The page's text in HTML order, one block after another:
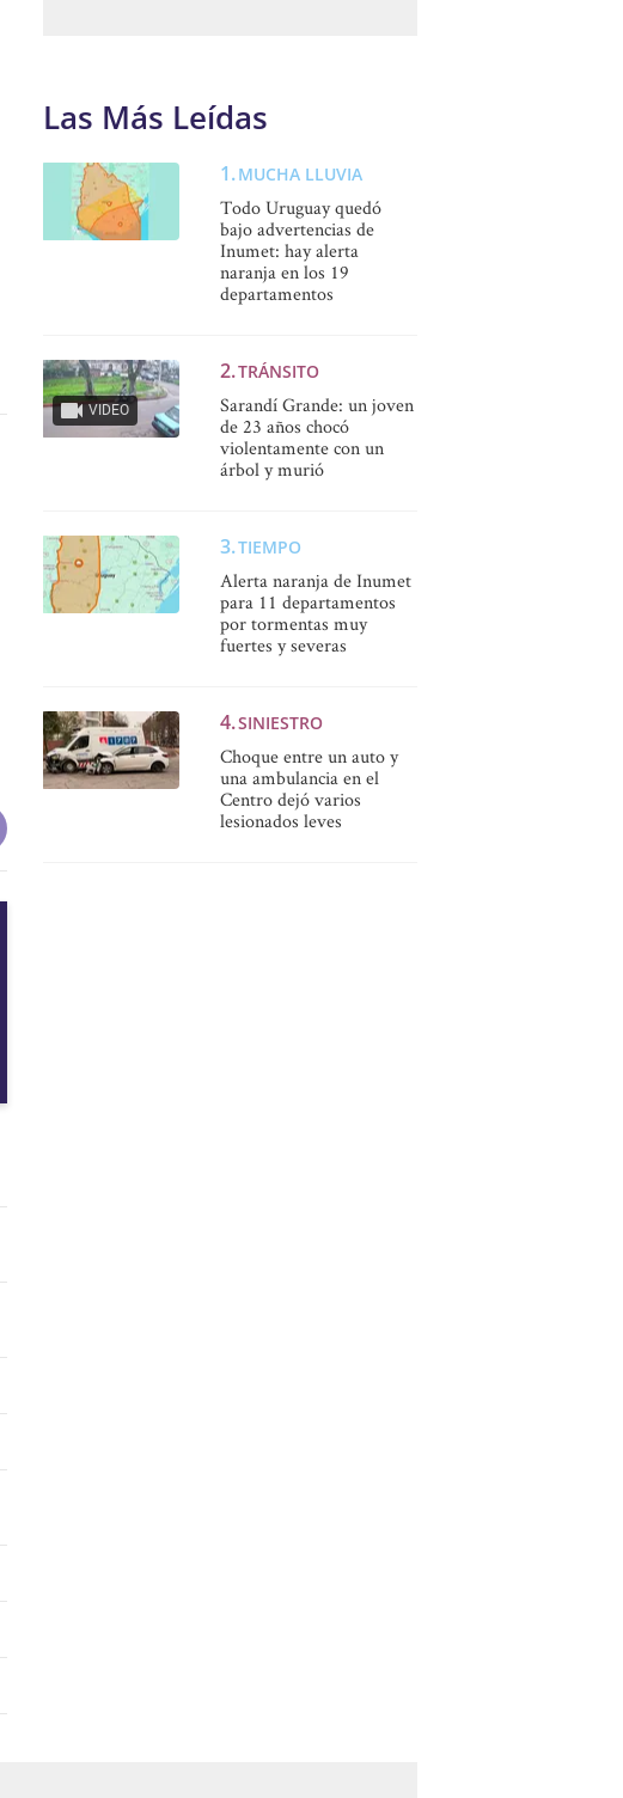
Las Más Leídas
MUCHA LLUVIA
Todo Uruguay quedó
bajo advertencias de
Inumet: hay alerta
naranja en los 19
departamentos
VIDEO
TRÁNSITO
Sarandí Grande: un joven
de 23 años chocó
violentamente con un
árbol y murió
TIEMPO
Alerta naranja de Inumet
para 11 departamentos
por tormentas muy
fuertes y severas
SINIESTRO
Choque entre un auto y
una ambulancia en el
Centro dejó varios
lesionados leves